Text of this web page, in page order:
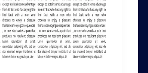
de reembolso e assinatura
AJUDA
Chrome plugin